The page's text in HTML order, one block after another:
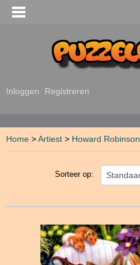
Inloggen Registreren
Home >Artiest > Howard Robinson
Sorteer op: